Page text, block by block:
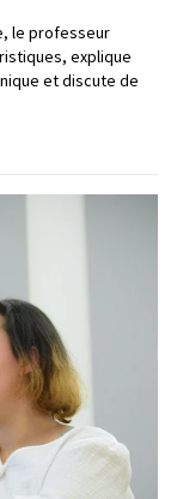
le professeur
explique
et discute de